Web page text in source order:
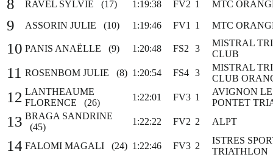
8 RAVEL SYLVIE (17) 1:19:38 FV2 1 MTC
9 ASSORIN JULIE (10) 1:19:46 FV1 1 MTC
10 PANIS ANAËLLE (9) 1:20:48 FS2 3
MISTRAL
CLUB
11 ROSENBOM JULIE (8) 1:20:54 FS4 3
MISTRAL
CLUB
12 LANTHEAUME
FLORENCE (26)
1:22:01 FV3 1
AVIGNON LE
PONTET
13 BRAGA SANDRINE
(45)
1:22:22 FV2 2 ALPT
14 FALOMI MAGALI (24) 1:22:46 FV3 2
ISTRES
TRIATHLON